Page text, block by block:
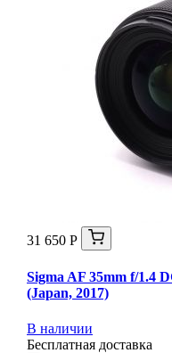
31 650 Р
Sigma AF 35mm f/1.4
(Japan, 2017)
В наличии
Бесплатная доставка